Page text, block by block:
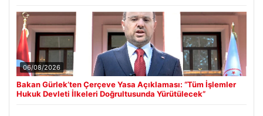
06/08/2026
Bakan Gürlek’ten Çerçeve Yasa Açıklaması: “Tüm İşlemler
Hukuk Devleti İlkeleri Doğrultusunda Yürütülecek”